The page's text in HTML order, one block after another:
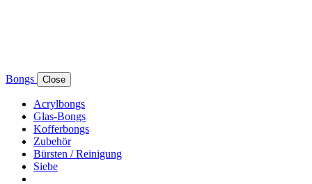
Bongs Close
Acrylbongs
Glas-Bongs
Kofferbongs
Zubehör
Bürsten / Reinigung
Siebe